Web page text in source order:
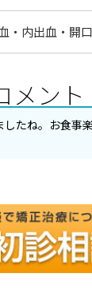
・内出血・開
メント
たね。お食事